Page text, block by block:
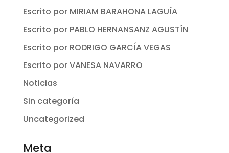
Escrito por MIRIAM BARAHONA LAGUÍA
Escrito por PABLO HERNANSANZ AGUSTÍN
Escrito por RODRIGO GARCÍA VEGAS
Escrito por VANESA NAVARRO
Noticias
Sin categoría
Uncategorized
Meta